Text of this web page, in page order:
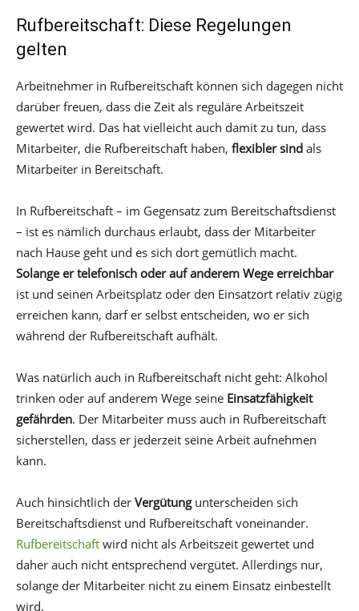
Rufbereitschaft: Diese Regelungen
gelten
Arbeitnehmer in Rufbereitschaft können sich dagegen nicht
darüber freuen, dass die Zeit als reguläre Arbeitszeit
gewertet wird. Das hat vielleicht auch damit zu tun, dass
Mitarbeiter, die Rufbereitschaft haben, flexibler sind als
Mitarbeiter in Bereitschaft.
In Rufbereitschaft – im Gegensatz zum Bereitschaftsdienst
– ist es nämlich durchaus erlaubt, dass der Mitarbeiter
nach Hause geht und es sich dort gemütlich macht.
Solange er telefonisch oder auf anderem Wege erreichbar
ist und seinen Arbeitsplatz oder den Einsatzort relativ zügig
erreichen kann, darf er selbst entscheiden, wo er sich
während der Rufbereitschaft aufhält.
Was natürlich auch in Rufbereitschaft nicht geht: Alkohol
trinken oder auf anderem Wege seine Einsatzfähigkeit
gefährden. Der Mitarbeiter muss auch in Rufbereitschaft
sicherstellen, dass er jederzeit seine Arbeit aufnehmen
kann.
Auch hinsichtlich der Vergütungunterscheiden sich
Bereitschaftsdienst und Rufbereitschaft voneinander.
Rufbereitschaft wird nicht als Arbeitszeit gewertet und
daher auch nicht entsprechend vergütet. Allerdings nur,
solange der Mitarbeiter nicht zu einem Einsatz einbestellt
wird.